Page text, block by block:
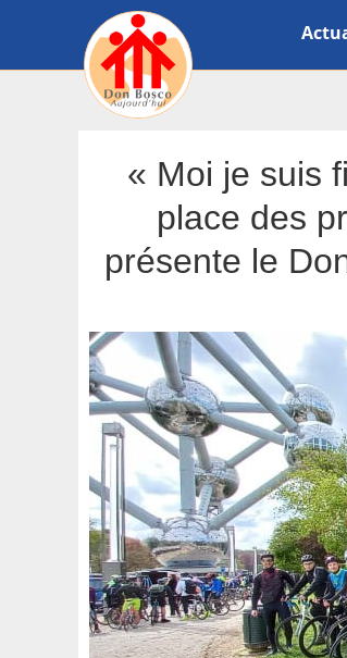
« Moi je suis
place des
présente le